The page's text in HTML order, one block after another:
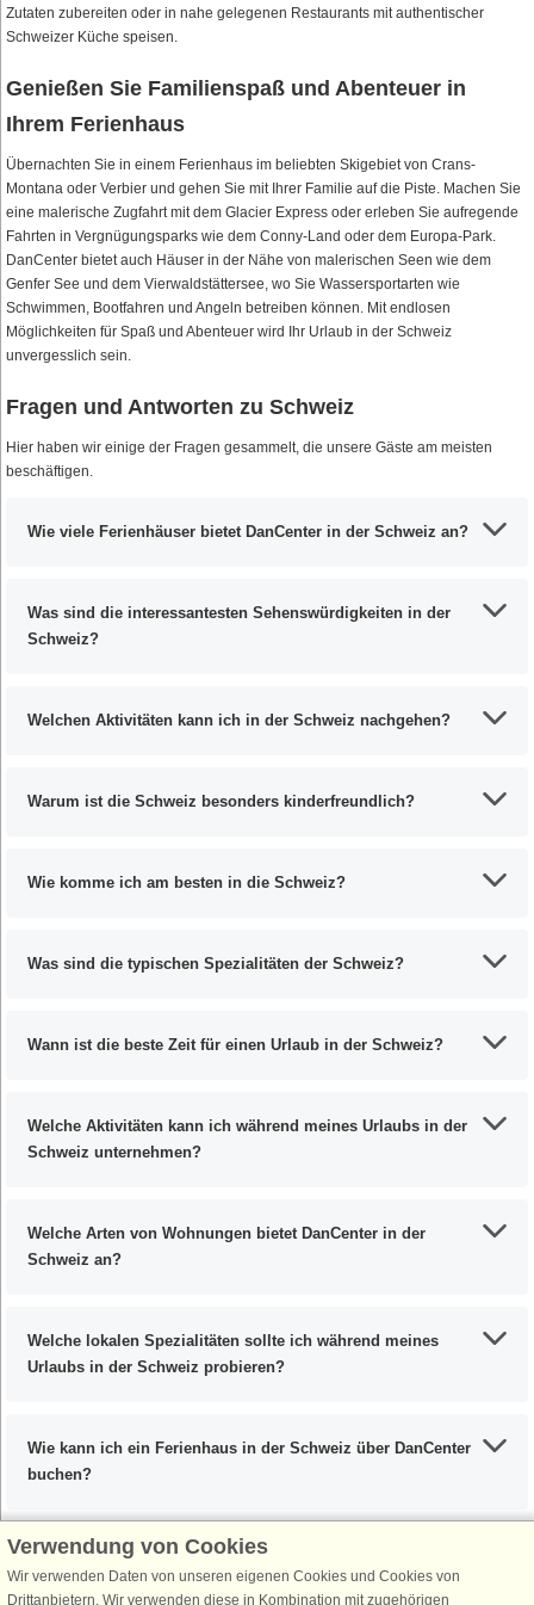
Zutaten zubereiten oder in nahe gelegenen Restaurants mit authentischer
Schweizer Küche speisen.
Genießen Sie Familienspaß und Abenteuer in
Ihrem Ferienhaus
Übernachten Sie in einem Ferienhaus im beliebten Skigebiet von Crans-
Montana oder Verbier und gehen Sie mit Ihrer Familie auf die Piste. Machen Sie
eine malerische Zugfahrt mit dem Glacier Express oder erleben Sie aufregende
Fahrten in Vergnügungsparks wie dem Conny-Land oder dem Europa-Park.
DanCenter bietet auch Häuser in der Nähe von malerischen Seen wie dem
Genfer See und dem Vierwaldstättersee, wo Sie Wassersportarten wie
Schwimmen, Bootfahren und Angeln betreiben können. Mit endlosen
Möglichkeiten für Spaß und Abenteuer wird Ihr Urlaub in der Schweiz
unvergesslich sein.
Fragen und Antworten zu Schweiz
Hier haben wir einige der Fragen gesammelt, die unsere Gäste am meisten
beschäftigen.
Wie viele Ferienhäuser bietet DanCenter in der Schweiz an?
Was sind die interessantesten Sehenswürdigkeiten in der
Schweiz?
Welchen Aktivitäten kann ich in der Schweiz nachgehen?
Warum ist die Schweiz besonders kinderfreundlich?
Wie komme ich am besten in die Schweiz?
Was sind die typischen Spezialitäten der Schweiz?
Wann ist die beste Zeit für einen Urlaub in der Schweiz?
Welche Aktivitäten kann ich während meines Urlaubs in der
Schweiz unternehmen?
Welche Arten von Wohnungen bietet DanCenter in der
Schweiz an?
Welche lokalen Spezialitäten sollte ich während meines
Urlaubs in der Schweiz probieren?
Wie kann ich ein Ferienhaus in der Schweiz über DanCenter
buchen?
Schließen Sie sich 100.000 Ferienhaus-Fans an
Verwendung von Cookies
Wir verwenden Daten von unseren eigenen Cookies und Cookies von
Drittanbietern. Wir verwenden diese in Kombination mit zugehörigen